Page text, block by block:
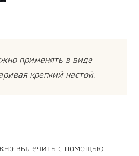
применять в виде
крепкий настой.
вылечить с помощью